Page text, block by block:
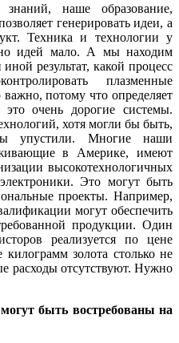
наше образование,
генерировать идеи, а
Техника и технологии у
но идей мало. А мы находим
результат, какой процесс
плазменные
потому что определяет
это очень дорогие системы.
хотя могли бы быть,
упустили. Многие наши
в Америке, имеют
высокотехнологичных
Это могут быть
проекты. Например,
могут обеспечить
продукции. Один
реализуется по цене
золота столько не
расходы отсутствуют. Нужно
быть востребованы на